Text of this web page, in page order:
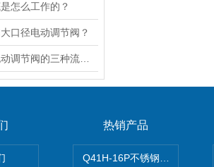
怎么工作的？
口径电动调节阀？
热销产品
Q41H-16P不锈钢硬密封球阀